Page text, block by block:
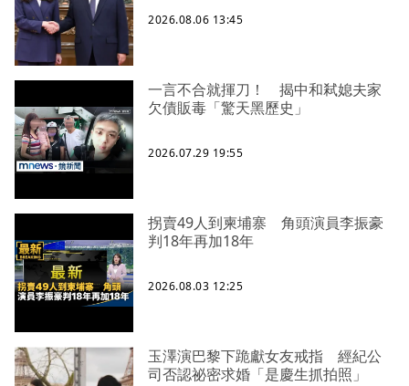
2026.08.06 13:45
一言不合就揮刀！ 揭中和弒媳夫家
欠債販毒「驚天黑歷史」
2026.07.29 19:55
拐賣49人到柬埔寨 角頭演員李振豪
判18年再加18年
2026.08.03 12:25
玉澤演巴黎下跪獻女友戒指 經紀公
司否認祕密求婚「是慶生抓拍照」